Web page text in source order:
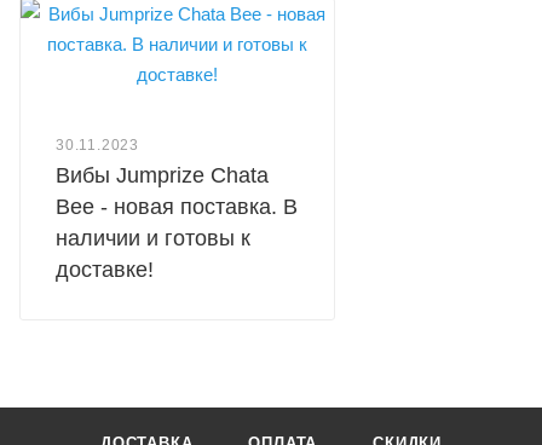
30.11.2023
Вибы Jumprize Chata
Bee - новая поставка. В
наличии и готовы к
доставке!